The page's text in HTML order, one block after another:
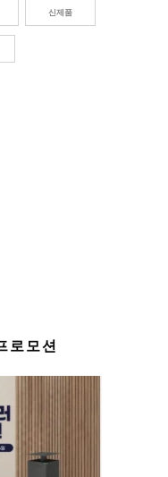
신제품
로모션